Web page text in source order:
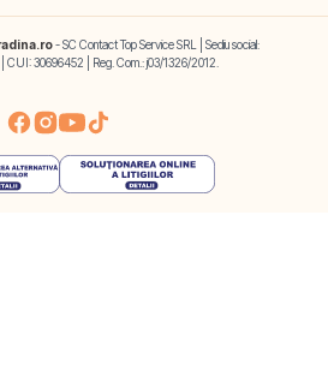
- SC Contact Top Service SRL | Sediu social:
CUI: 30696452 | Reg. Com.: j03/1326/2012.